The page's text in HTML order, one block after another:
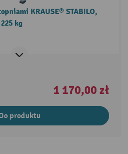
KRAUSE® STABILO,
kg
1 170,00 zł
produktu